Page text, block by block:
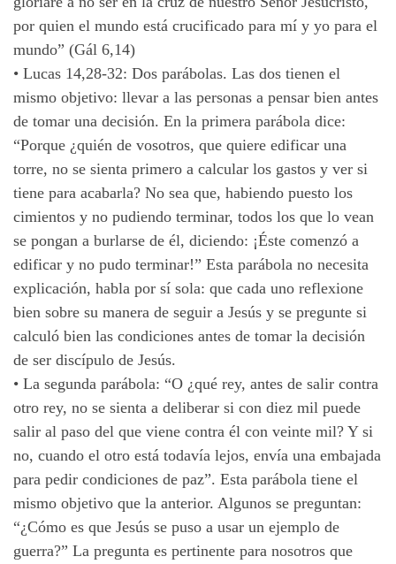
por quien el mundo está crucificado para mí y yo para el
mundo” (Gál 6,14)
• Lucas 14,28-32: Dos parábolas. Las dos tienen el
mismo objetivo: llevar a las personas a pensar bien antes
de tomar una decisión. En la primera parábola dice:
“Porque ¿quién de vosotros, que quiere edificar una
torre, no se sienta primero a calcular los gastos y ver si
tiene para acabarla? No sea que, habiendo puesto los
cimientos y no pudiendo terminar, todos los que lo vean
se pongan a burlarse de él, diciendo: ¡Éste comenzó a
edificar y no pudo terminar!” Esta parábola no necesita
explicación, habla por sí sola: que cada uno reflexione
bien sobre su manera de seguir a Jesús y se pregunte si
calculó bien las condiciones antes de tomar la decisión
de ser discípulo de Jesús.
• La segunda parábola: “O ¿qué rey, antes de salir contra
otro rey, no se sienta a deliberar si con diez mil puede
salir al paso del que viene contra él con veinte mil? Y si
no, cuando el otro está todavía lejos, envía una embajada
para pedir condiciones de paz”. Esta parábola tiene el
mismo objetivo que la anterior. Algunos se preguntan:
“¿Cómo es que Jesús se puso a usar un ejemplo de
guerra?” La pregunta es pertinente para nosotros que